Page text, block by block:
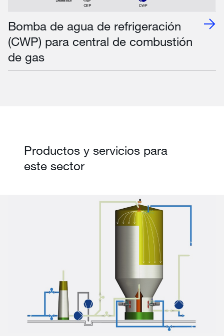
Bomba de agua de refrigeración
(CWP) para central de combustión
de gas
Productos y servicios para
este sector